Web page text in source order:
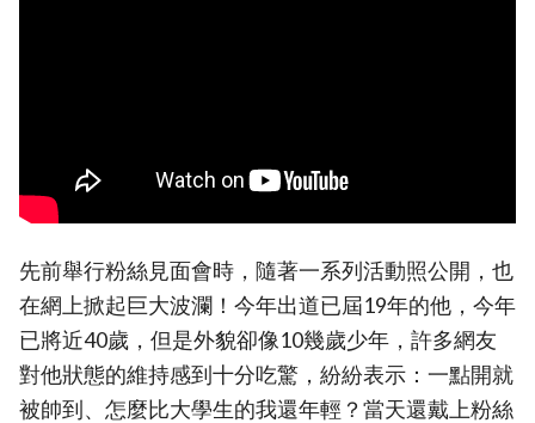
先前舉行粉絲見面會時，隨著一系列活動照公開，也
在網上掀起巨大波瀾！今年出道已屆19年的他，今年
已將近40歲，但是外貌卻像10幾歲少年，許多網友
對他狀態的維持感到十分吃驚，紛紛表示：一點開就
被帥到、怎麼比大學生的我還年輕？當天還戴上粉絲